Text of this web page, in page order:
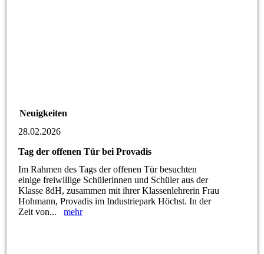
Neuigkeiten
28.02.2026
Tag der offenen Tür bei Provadis
Im Rahmen des Tags der offenen Tür besuchten
einige freiwillige Schülerinnen und Schüler aus der
Klasse 8dH, zusammen mit ihrer Klassenlehrerin Frau
Hohmann, Provadis im Industriepark Höchst. In der
Zeit von...mehr